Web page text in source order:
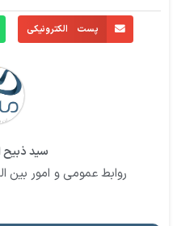
پست الکترونیکی
سید ذبیح
روابط عمومی و امور بین